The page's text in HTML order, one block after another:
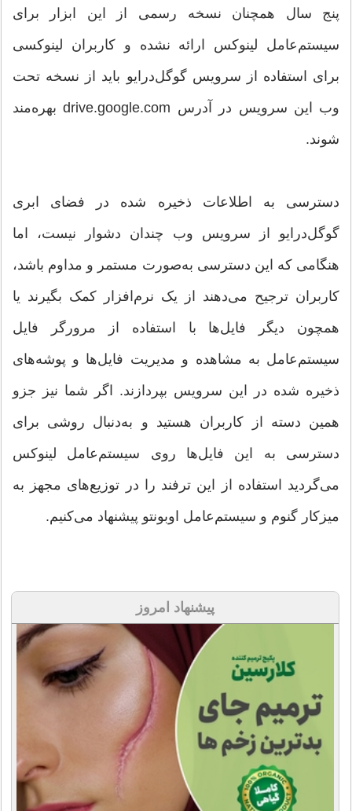
پنج سال همچنان نسخه رسمی از این ابزار برای
سیستم‌عامل لینوکس ارائه نشده و کاربران لینوکسی
برای استفاده از سرویس گوگل‌درایو باید از نسخه تحت
وب این سرویس در آدرس drive.google.com بهره‌مند
شوند.
دسترسی به اطلاعات ذخیره شده در فضای ابری
گوگل‌درایو از سرویس وب چندان دشوار نیست، اما
هنگامی که این دسترسی به‌صورت مستمر و مداوم باشد،
کاربران ترجیح می‌دهند از یک نرم‌افزار کمک بگیرند یا
همچون دیگر فایل‌ها با استفاده از مرورگر فایل
سیستم‌عامل به مشاهده و مدیریت فایل‌ها و پوشه‌های
ذخیره شده در این سرویس بپردازند. اگر شما نیز جزو
همین دسته از کاربران هستید و به‌دنبال روشی برای
دسترسی به این فایل‌ها روی سیستم‌عامل لینوکس
می‌گردید استفاده از این ترفند را در توزیع‌های مجهز به
میزکار گنوم و سیستم‌عامل اوبونتو پیشنهاد می‌کنیم.
پیشنهاد امروز